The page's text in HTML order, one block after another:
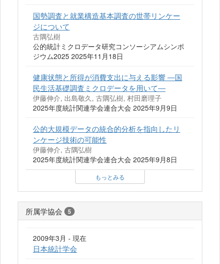
国勢調査と就業構造基本調査の世帯リンケー
ジについて
古隅弘樹
公的統計ミクロデータ研究コンソーシアムシンポ
ジウム2025 2025年11月18日
健康状態と所得が消費支出に与える影響 ―国
民生活基礎調査ミクロデータを用いて―
伊藤伸介, 出島敬久, 古隅弘樹, 村田磨理子
2025年度統計関連学会連合大会 2025年9月9日
公的大規模データの統合的分析を指向したリ
ンケージ技術の可能性
伊藤伸介, 古隅弘樹
2025年度統計関連学会連合大会 2025年9月8日
もっとみる
所属学協会 5
2009年3月 - 現在
日本統計学会